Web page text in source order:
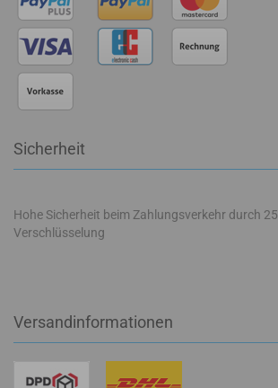
Sicherheit
Hohe Sicherheit beim Zahlungsverkehr durch
Verschlüsselung
Versandinformationen